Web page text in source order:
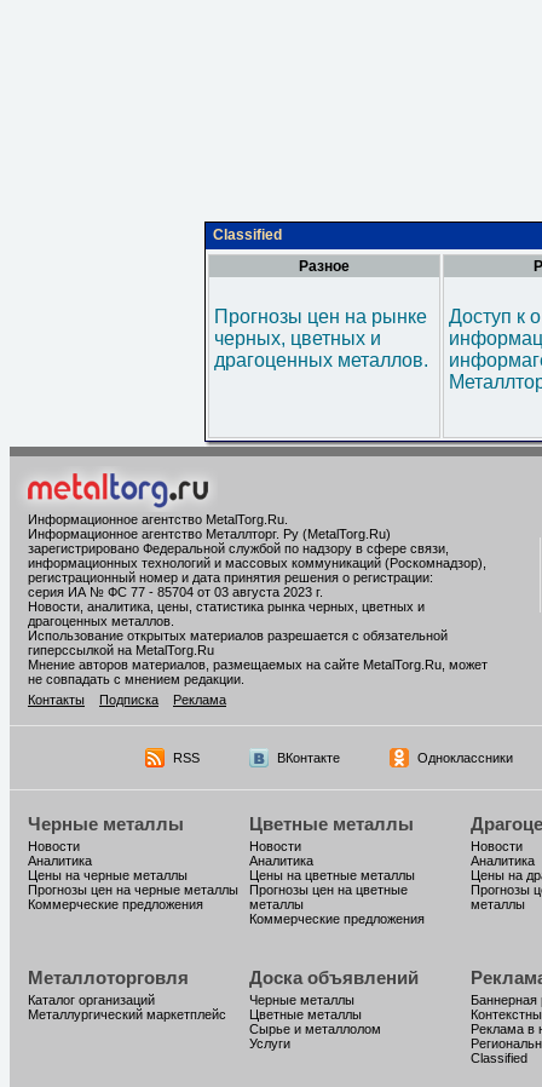
Classified
Разное
Прогнозы цен на рынке
черных, цветных и
драгоценных металлов.
Доступ к
Информационное агентство MetalTorg.Ru
Информационное агентство Металлторг. Ру (MetalTorg.Ru)
зарегистрировано Федеральной службой по надзору в сфере связи,
информационных технологий и массовых коммуникаций (Роскомнадзор),
регистрационный номер и дата принятия решения о регистрации:
серия ИА № ФС 77 - 85704 от 03 августа 2023 г.
Новости, аналитика, цены, статистика рынка черных, цветных и
драгоценных металлов.
Использование открытых материалов разрешается с обязательной
гиперссылкой на MetalTorg.Ru
Мнение авторов материалов, размещаемых на сайте MetalTorg.Ru, может
не совпадать с мнением редакции.
Контакты
Подписка Реклама
RSS ВКонтакте Одноклассники
Черные металлы
Новости
Аналитика
Цены на черные металлы
Прогнозы цен на черные металлы
Коммерческие предложения
Цветные металлы
Новости
Аналитика
Цены на цветные металлы
Прогнозы цен на цветные
металлы
Коммерческие предложения
Новости
Аналитика
Цены на
Прогнозы
металлы
Металлоторговля
Каталог организаций
Металлургический маркетплейс
Доска объявлений
Черные металлы
Цветные металлы
Сырье и металлолом
Услуги
Баннерная
Реклама в
Classified